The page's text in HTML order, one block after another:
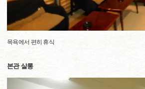
목욕에서 편히 휴식
본관 살롱